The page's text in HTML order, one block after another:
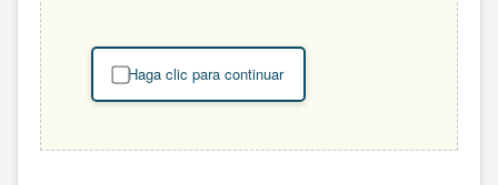
Haga clic para continuar